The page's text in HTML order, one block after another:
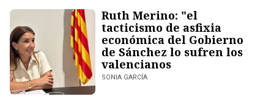
Ruth Merino: "el
tacticismo de asfixia
económica del Gobierno
de Sánchez lo sufren los
valencianos
SONIA GARCÍA